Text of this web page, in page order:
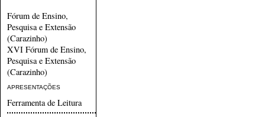
Fórum de Ensino,
Pesquisa e Extensão
(Carazinho)
XVI Fórum de Ensino,
Pesquisa e Extensão
(Carazinho)
APRESENTAÇÕES
Ferramenta de Leitura